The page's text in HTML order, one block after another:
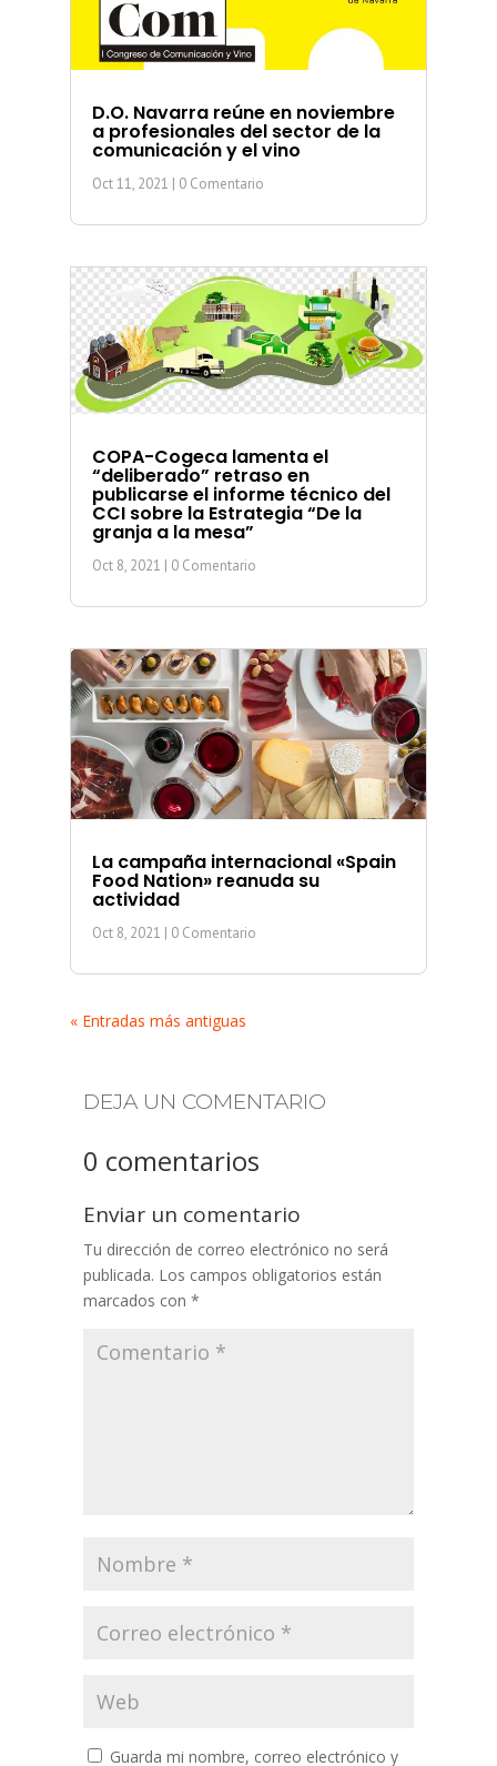
D.O. Navarra reúne en noviembre
a profesionales del sector de la
comunicación y el vino
Oct 11, 2021 | 0 Comentario
COPA-Cogeca lamenta el
“deliberado” retraso en
publicarse el informe técnico del
CCI sobre la Estrategia “De la
granja a la mesa”
Oct 8, 2021 | 0 Comentario
La campaña internacional «Spain
Food Nation» reanuda su
actividad
Oct 8, 2021 | 0 Comentario
« Entradas más antiguas
DEJA UN COMENTARIO
0 comentarios
Enviar un comentario
Tu dirección de correo electrónico no será
publicada. Los campos obligatorios están
marcados con *
Guarda mi nombre, correo electrónico y